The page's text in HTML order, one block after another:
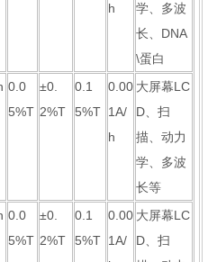
h
学、多波
长、DNA
\蛋白
0.0
5%T
±0.
2%T
0.1
5%T
0.00
1A/
h
大屏幕LC
D、扫
描、动力
学、多波
长等
0.0
5%T
±0.
2%T
0.1
5%T
0.00
1A/
大屏幕LC
D、扫